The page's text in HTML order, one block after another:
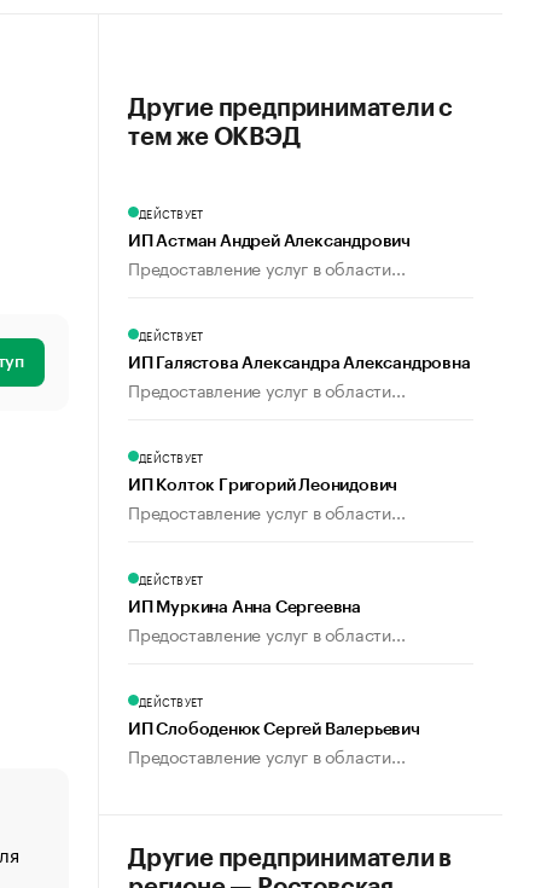
«От спорта тело стареет иначе». Как живет глава
создавшей GTA
Другие предприниматели с
тем же ОКВЭД
ДЕЙСТВУЕТ
ИП Астман Андрей Александрович
Предоставление услуг в области...
ДЕЙСТВУЕТ
ИП Галястова Александра Александровна
Предоставление услуг в области...
ДЕЙСТВУЕТ
ИП Колток Григорий Леонидович
Предоставление услуг в области...
ДЕЙСТВУЕТ
ИП Муркина Анна Сергеевна
Предоставление услуг в области...
ДЕЙСТВУЕТ
ИП Слободенюк Сергей Валерьевич
Предоставление услуг в области...
Другие предприниматели в